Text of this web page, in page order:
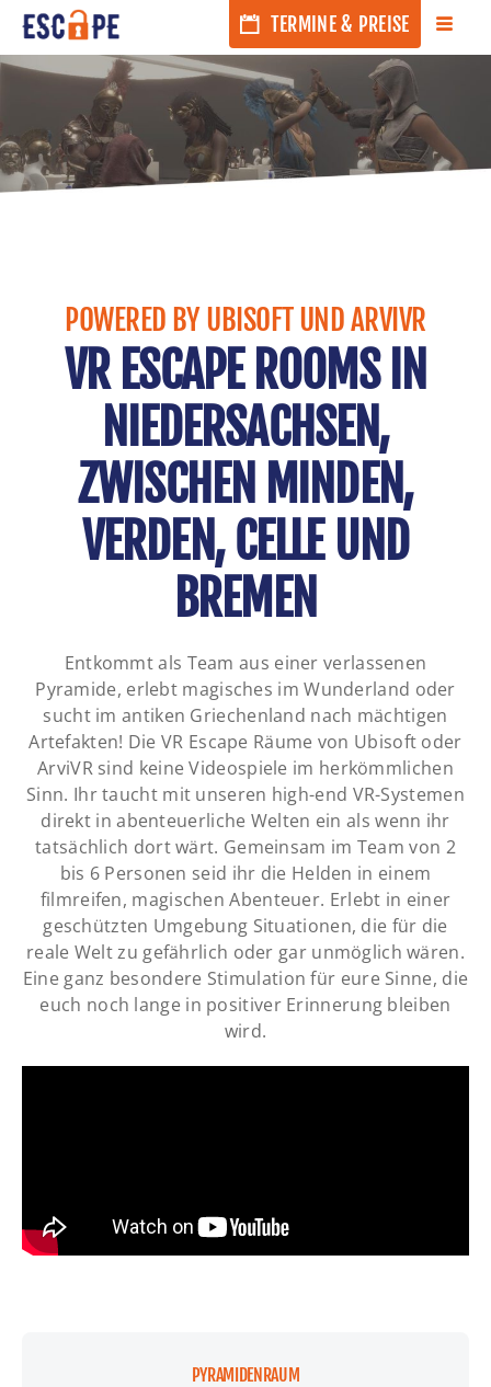
TERMINE & PREISE
POWERED BY UBISOFT UND ARVIVR
VR ESCAPE ROOMS IN
NIEDERSACHSEN,
ZWISCHEN MINDEN,
VERDEN, CELLE UND
BREMEN
Entkommt als Team aus einer verlassenen
Pyramide, erlebt magisches im Wunderland oder
sucht im antiken Griechenland nach mächtigen
Artefakten! Die VR Escape Räume von Ubisoft oder
ArviVR sind keine Videospiele im herkömmlichen
Sinn. Ihr taucht mit unseren high-end VR-Systemen
direkt in abenteuerliche Welten ein als wenn ihr
tatsächlich dort wärt. Gemeinsam im Team von 2
bis 6 Personen seid ihr die Helden in einem
filmreifen, magischen Abenteuer. Erlebt in einer
geschützten Umgebung Situationen, die für die
reale Welt zu gefährlich oder gar unmöglich wären.
Eine ganz besondere Stimulation für eure Sinne, die
euch noch lange in positiver Erinnerung bleiben
wird.
PYRAMIDENRAUM